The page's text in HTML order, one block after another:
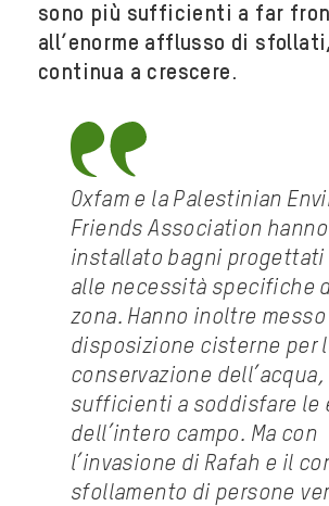
sono più sufficienti a far
all’enorme afflusso di
continua a crescere .
Oxfam e la Palestinian
Friends Association
installato bagni progettati
alle necessità specifiche
zona. Hanno inoltre messo
disposizione cisterne per
conservazione dell’acqua,
sufficienti a soddisfare le
dell’intero campo. Ma con
l’invasione di Rafah e il
sfollamento di persone